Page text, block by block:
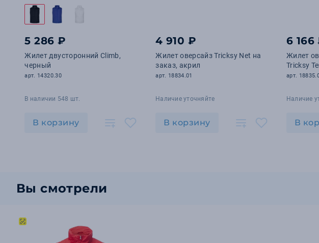
5 286 ₽
Жилет двусторонний Climb,
черный
арт. 14320.30
В наличии 548 шт.
В корзину
4 910 ₽
Жилет оверсайз Tricksy Net на
заказ, акрил
арт. 18834.01
Наличие уточняйте
В корзину
6 166
Жилет
Tricksy
арт.
Наличие
В
Вы смотрели